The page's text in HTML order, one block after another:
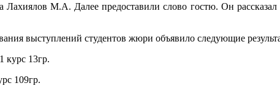
М.А. Далее предоставили слово гостю. Он
выступлений студентов жюри объявило следующие
курс 13гр.
109гр.